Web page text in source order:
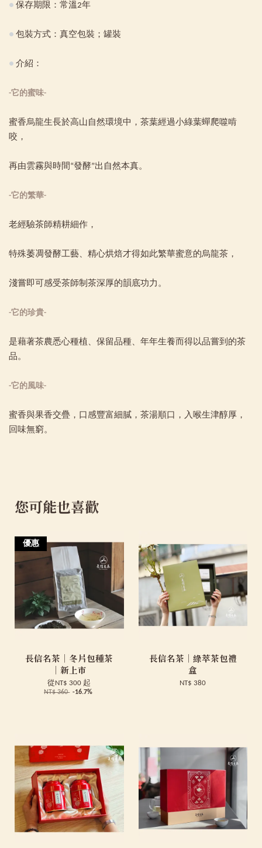
● 保存期限：常溫2年
● 包裝方式：真空包裝；罐裝
● 介紹：
-它的蜜味-
蜜香烏龍生長於高山自然環境中，茶葉經過小綠葉蟬爬噬啃
咬，
再由雲霧與時間“發酵”出自然本真。
-它的繁華-
老經驗茶師精耕細作，
特殊萎凋發酵工藝、精心烘焙才得如此繁華蜜意的烏龍茶，
淺嘗即可感受茶師制茶深厚的韻底功力。
-它的珍貴-
是藉著茶農悉心種植、保留品種、年年生養而得以品嘗到的茶
品。
-它的風味-
蜜香與果香交疊，口感豐富細膩，茶湯順口，入喉生津醇厚，
回味無窮。
您可能也喜歡
優惠
長信名茶｜冬片包種茶
｜新上市
從NT$ 300 起
NT$ 360 -16.7%
長信名茶｜綠萃茶包禮
盒
NT$ 380